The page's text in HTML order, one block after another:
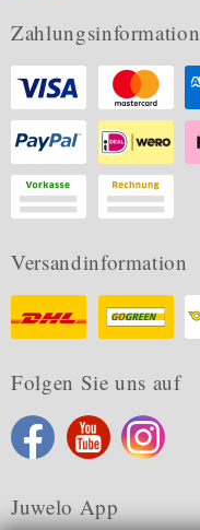
Zahlungsinformation
Versandinformation
Folgen Sie uns auf
Juwelo App